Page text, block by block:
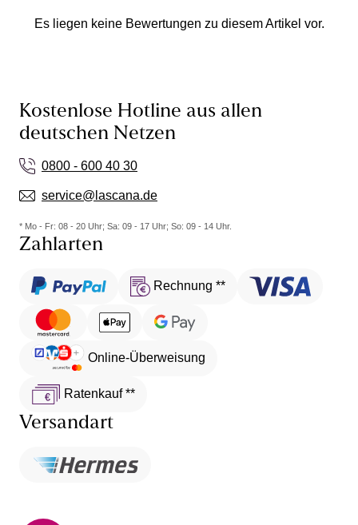
Es liegen keine Bewertungen zu diesem Artikel vor.
Kostenlose Hotline aus allen
deutschen Netzen
0800 - 600 40 30
service@lascana.de
* Mo - Fr: 08 - 20 Uhr; Sa: 09 - 17 Uhr; So: 09 - 14 Uhr.
Zahlarten
Rechnung **
Online-Überweisung
Ratenkauf **
Versandart